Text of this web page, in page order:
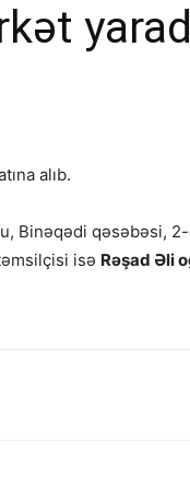
alıb.
Binəqədi qəsəbəsi,
isə Rəşad Əli